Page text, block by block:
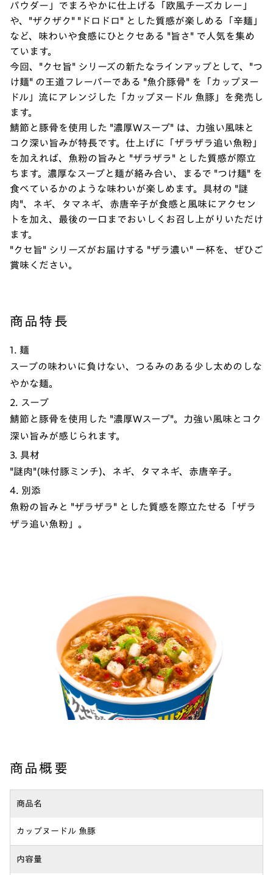
パウダー」でまろやかに仕上げる「欧風チーズカレー」
や、"ザクザク" "ドロドロ" とした質感が楽しめる「辛麺」
など、味わいや食感にひとクセある "旨さ" で人気を集め
ています。
今回、"クセ旨" シリーズの新たなラインアップとして、"つ
け麺" の王道フレーバーである "魚介豚骨" を「カップヌー
ドル」流にアレンジした「カップヌードル 魚豚」を発売し
ます。
鯖節と豚骨を使用した "濃厚Wスープ" は、力強い風味と
コク深い旨みが特長です。仕上げに「ザラザラ追い魚粉」
を加えれば、魚粉の旨みと "ザラザラ" とした質感が際立
ちます。濃厚なスープと麺が絡み合い、まるで "つけ麺" を
食べているかのような味わいが楽しめます。具材の "謎
肉"、ネギ、タマネギ、赤唐辛子が食感と風味にアクセン
トを加え、最後の一口までおいしくお召し上がりいただけ
ます。
"クセ旨" シリーズがお届けする "ザラ濃い" 一杯を、ぜひご
賞味ください。
商品特長
1. 麺
スープの味わいに負けない、つるみのある少し太めのしな
やかな麺。
2. スープ
鯖節と豚骨を使用した "濃厚Wスープ"。力強い風味とコク
深い旨みが感じられます。
3. 具材
"謎肉"(味付豚ミンチ)、ネギ、タマネギ、赤唐辛子。
4. 別添
魚粉の旨みと "ザラザラ" とした質感を際立たせる「ザラ
ザラ追い魚粉」。
商品概要
商品名
カップヌードル 魚豚
内容量